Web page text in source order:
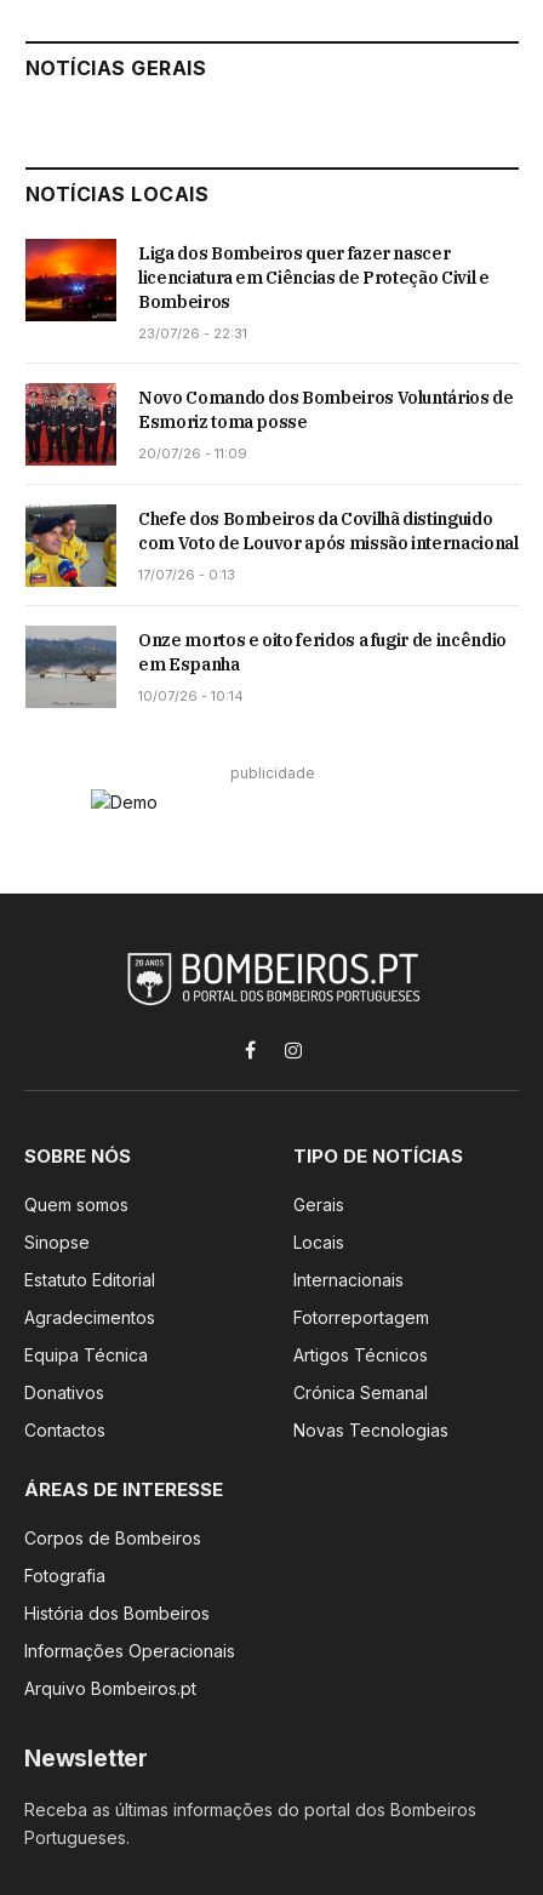
NOTÍCIAS GERAIS
NOTÍCIAS LOCAIS
Liga dos Bombeiros quer fazer nascer
licenciatura em Ciências de Proteção Civil e
Bombeiros
23/07/26 - 22:31
Novo Comando dos Bombeiros Voluntários de
Esmoriz toma posse
20/07/26 - 11:09
Chefe dos Bombeiros da Covilhã distinguido
com Voto de Louvor após missão internacional
17/07/26 - 0:13
Onze mortos e oito feridos a fugir de incêndio
em Espanha
10/07/26 - 10:14
publicidade
FacebookInstagram
SOBRE NÓS
Quem somos
Sinopse
Estatuto Editorial
Agradecimentos
Equipa Técnica
Donativos
Contactos
TIPO DE NOTÍCIAS
Gerais
Locais
Internacionais
Fotorreportagem
Artigos Técnicos
Crónica Semanal
Novas Tecnologias
ÁREAS DE INTERESSE
Corpos de Bombeiros
Fotografia
História dos Bombeiros
Informações Operacionais
Arquivo Bombeiros.pt
Newsletter
Receba as últimas informações do portal dos Bombeiros
Portugueses.